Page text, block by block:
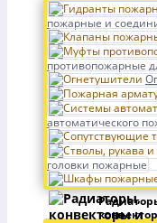
пожарные и
противопожарные
автоматического
головки пожарные